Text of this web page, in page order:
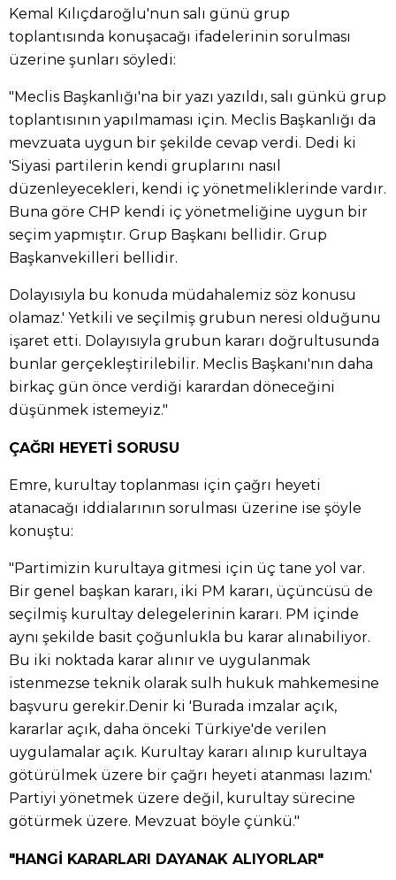
Kemal Kılıçdaroğlu'nun salı günü grup
toplantısında konuşacağı ifadelerinin sorulması
üzerine şunları söyledi:
"Meclis Başkanlığı'na bir yazı yazıldı, salı günkü grup
toplantısının yapılmaması için. Meclis Başkanlığı da
mevzuata uygun bir şekilde cevap verdi. Dedi ki
'Siyasi partilerin kendi gruplarını nasıl
düzenleyecekleri, kendi iç yönetmeliklerinde vardır.
Buna göre CHP kendi iç yönetmeliğine uygun bir
seçim yapmıştır. Grup Başkanı bellidir. Grup
Başkanvekilleri bellidir.
Dolayısıyla bu konuda müdahalemiz söz konusu
olamaz.' Yetkili ve seçilmiş grubun neresi olduğunu
işaret etti. Dolayısıyla grubun kararı doğrultusunda
bunlar gerçekleştirilebilir. Meclis Başkanı'nın daha
birkaç gün önce verdiği karardan döneceğini
düşünmek istemeyiz."
ÇAĞRI HEYETİ SORUSU
Emre, kurultay toplanması için çağrı heyeti
atanacağı iddialarının sorulması üzerine ise şöyle
konuştu:
"Partimizin kurultaya gitmesi için üç tane yol var.
Bir genel başkan kararı, iki PM kararı, üçüncüsü de
seçilmiş kurultay delegelerinin kararı. PM içinde
aynı şekilde basit çoğunlukla bu karar alınabiliyor.
Bu iki noktada karar alınır ve uygulanmak
istenmezse teknik olarak sulh hukuk mahkemesine
başvuru gerekir.Denir ki 'Burada imzalar açık,
kararlar açık, daha önceki Türkiye'de verilen
uygulamalar açık. Kurultay kararı alınıp kurultaya
götürülmek üzere bir çağrı heyeti atanması lazım.'
Partiyi yönetmek üzere değil, kurultay sürecine
götürmek üzere. Mevzuat böyle çünkü."
"HANGİ KARARLARI DAYANAK ALIYORLAR"